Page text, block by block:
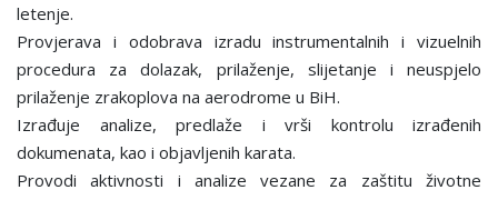
letenje.
Provjerava i odobrava izradu instrumentalnih i vizuelnih
procedura za dolazak, prilaženje, slijetanje i neuspjelo
prilaženje zrakoplova na aerodrome u BiH.
Izrađuje analize, predlaže i vrši kontrolu izrađenih
dokumenata, kao i objavljenih karata.
Provodi aktivnosti i analize vezane za zaštitu životne